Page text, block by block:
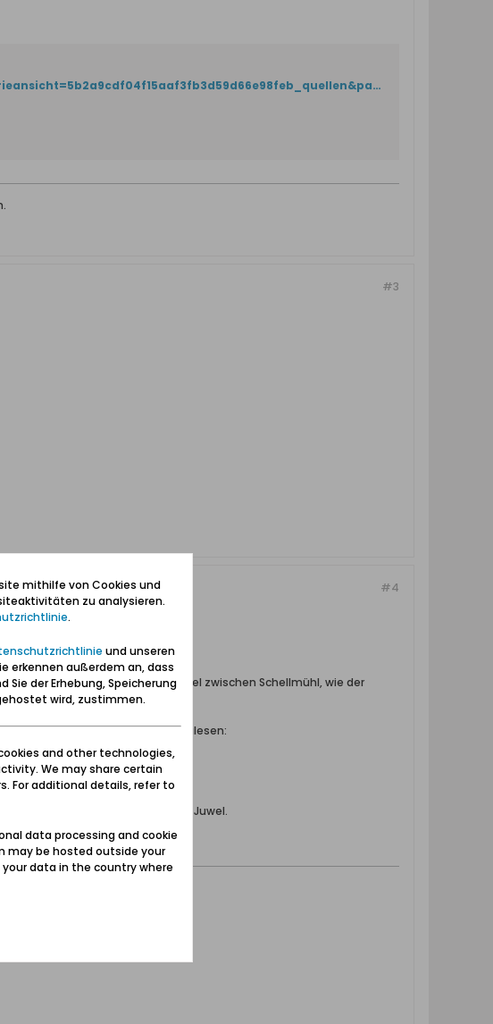
https://www.herder-institut.de/bildkatalog/index/pic?galerieansicht=5b2a9cdf04f15aaf3fb3d59d66e98feb_quellen&params_before_galerieansicht=a%3A0%3A%7B%7D&offsetpage=1&id=79eeef73b98bdc4206a239d907b4ce2a
#3
#4
war eigentlich ein eigenes Viertel zwischen Schellmühl, wie der
und hier ist weiteres nachzulesen:
das war wohl ein Bauhaus-Juwel.
mithilfe von Cookies und
zu analysieren.
.
und unseren
erkennen außerdem an, dass
der Erhebung, Speicherung
wird, zustimmen.
and other technologies,
We may share certain
For additional details, refer to
data processing and cookie
may be hosted outside your
data in the country where